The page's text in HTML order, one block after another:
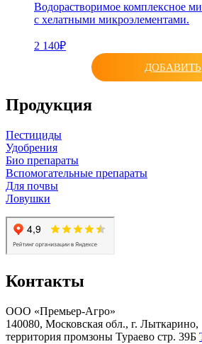
Водорастворимое комплексное
с хелатными микроэлементами.
2 140₽
ДОБАВИТЬ
Продукция
Пестициды
Удобрения
Био препараты
Вспомогательные препараты
Для почвы
Ловушки
Контакты
ООО «Премьер-Агро»
140080, Московская обл., г. Лыткарино,
территория промзоны Тураево стр. 39Б